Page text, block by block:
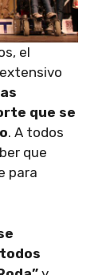
el
que se
. A todos
que
para